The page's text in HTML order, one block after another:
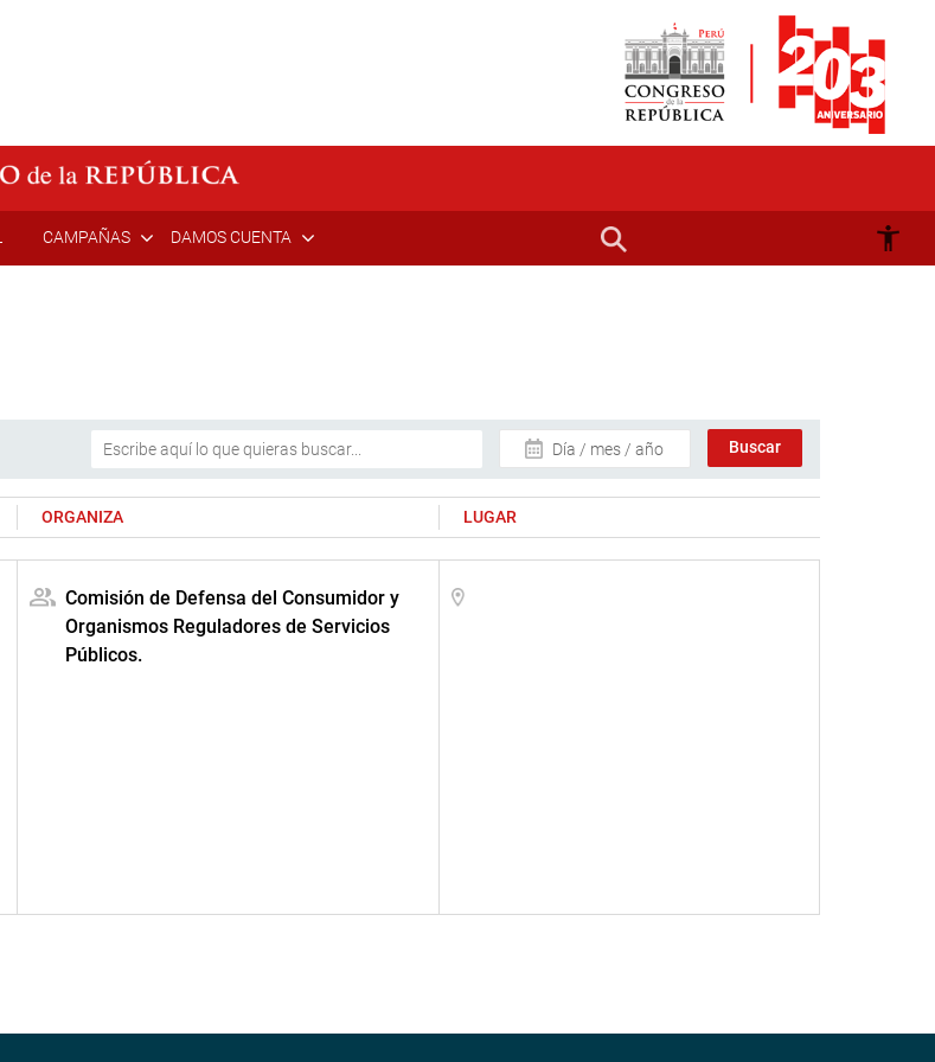
CAMPAÑAS DAMOS CUENTA
Día / mes / año
ORGANIZA LUGAR
Comisión de Defensa del Consumidor y
Organismos Reguladores de Servicios
Públicos.